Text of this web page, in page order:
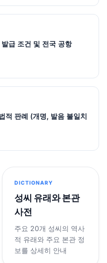
급 조건 및 전국 공항
적 판례 (개명, 발음 불일치
DICTIONARY
성씨 유래와 본관
사전
주요 20개 성씨의 역사
적 유래와 주요 본관 정
보를 상세히 안내